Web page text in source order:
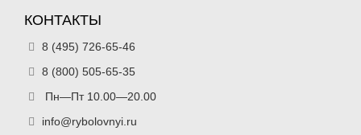
КОНТАКТЫ
8 (495) 726-65-46
8 (800) 505-65-35
Пн—Пт 10.00—20.00
info@rybolovnyi.ru